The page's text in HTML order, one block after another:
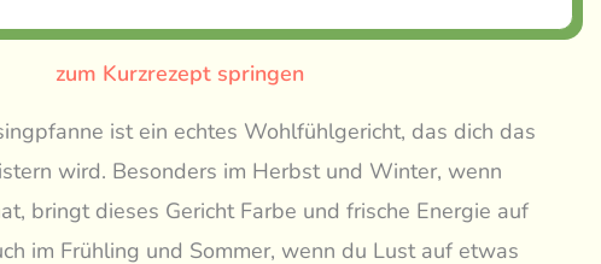
zum Kurzrezept springen
ist ein echtes Wohlfühlgericht, das dich das
wird. Besonders im Herbst und Winter, wenn
bringt dieses Gericht Farbe und frische Energie auf
im Frühling und Sommer, wenn du Lust auf etwas